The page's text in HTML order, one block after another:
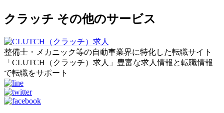
クラッチ その他のサービス
整備士・メカニック等の自動車業界に特化した転職サイト
「CLUTCH（クラッチ）求人」豊富な求人情報と転職情報
で転職をサポート